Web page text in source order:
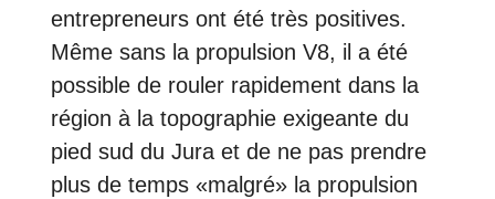
entrepreneurs ont été très positives.
Même sans la propulsion V8, il a été
possible de rouler rapidement dans la
région à la topographie exigeante du
pied sud du Jura et de ne pas prendre
plus de temps «malgré» la propulsion